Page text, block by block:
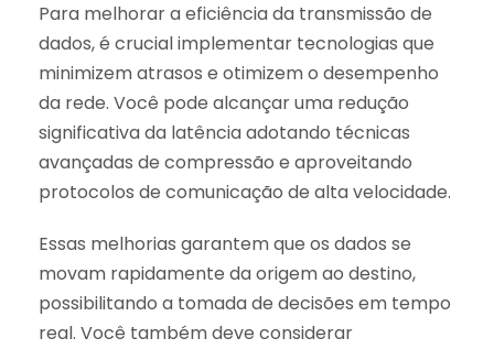
Para melhorar a eficiência da transmissão de
dados, é crucial implementar tecnologias que
minimizem atrasos e otimizem o desempenho
da rede. Você pode alcançar uma redução
significativa da latência adotando técnicas
avançadas de compressão e aproveitando
protocolos de comunicação de alta velocidade.
Essas melhorias garantem que os dados se
movam rapidamente da origem ao destino,
possibilitando a tomada de decisões em tempo
real. Você também deve considerar